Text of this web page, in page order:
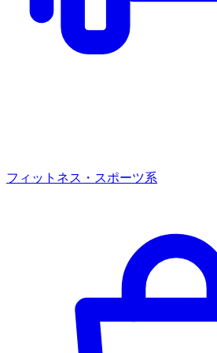
フィットネス・スポーツ系